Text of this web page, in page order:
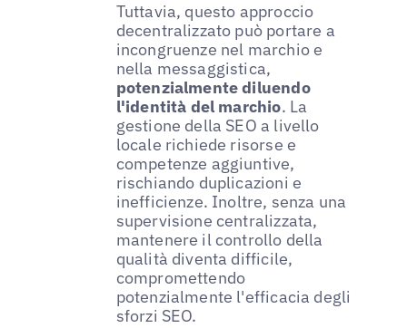
Tuttavia, questo approccio
decentralizzato può portare a
incongruenze nel marchio e
nella messaggistica,
potenzialmente diluendo
l'identità del marchio. La
gestione della SEO a livello
locale richiede risorse e
competenze aggiuntive,
rischiando duplicazioni e
inefficienze. Inoltre, senza una
supervisione centralizzata,
mantenere il controllo della
qualità diventa difficile,
compromettendo
potenzialmente l'efficacia degli
sforzi SEO.